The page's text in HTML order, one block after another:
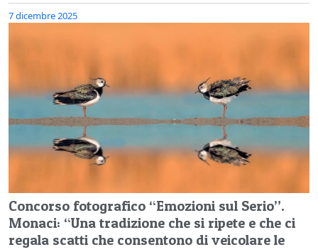
7 dicembre 2025
Concorso fotografico “Emozioni sul Serio”.
Monaci: “Una tradizione che si ripete e che ci
regala scatti che consentono di veicolare le